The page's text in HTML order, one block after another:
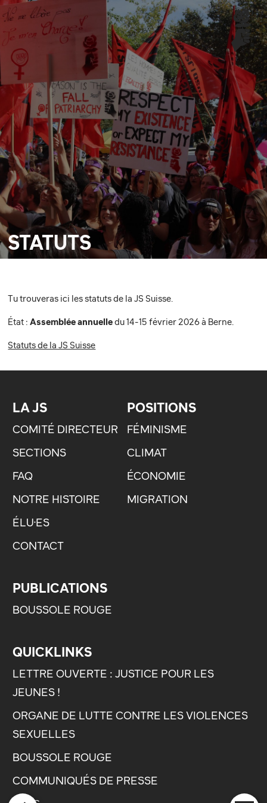
STATUTS
Tu trouveras ici les statuts de la JS Suisse.
État : Assemblée annuelle du 14-15 février 2026 à Berne.
Statuts de la JS Suisse
LA JS
COMITÉ DIRECTEUR
SECTIONS
FAQ
NOTRE HISTOIRE
ÉLU·ES
CONTACT
POSITIONS
FÉMINISME
CLIMAT
ÉCONOMIE
MIGRATION
PUBLICATIONS
BOUSSOLE ROUGE
QUICKLINKS
LETTRE OUVERTE : JUSTICE POUR LES
JEUNES !
ORGANE DE LUTTE CONTRE LES VIOLENCES
SEXUELLES
BOUSSOLE ROUGE
COMMUNIQUÉS DE PRESSE